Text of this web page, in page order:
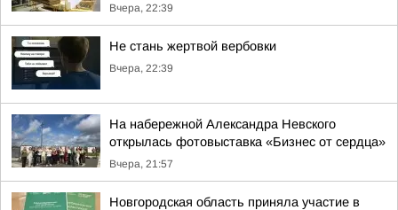
Вчера, 22:39
Не стань жертвой вербовки
Вчера, 22:39
На набережной Александра Невского
открылась фотовыставка «Бизнес от сердца»
Вчера, 21:57
Новгородская область приняла участие в